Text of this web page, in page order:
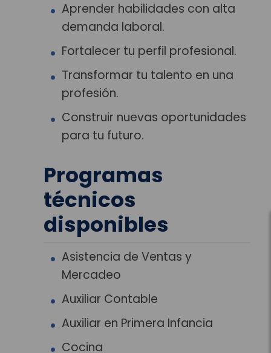
Aprender habilidades con alta
demanda laboral.
Fortalecer tu perfil profesional.
Transformar tu talento en una
profesión.
Construir nuevas oportunidades
para tu futuro.
Programas
técnicos
disponibles
Asistencia de Ventas y
Mercadeo
Auxiliar Contable
Auxiliar en Primera Infancia
Cocina